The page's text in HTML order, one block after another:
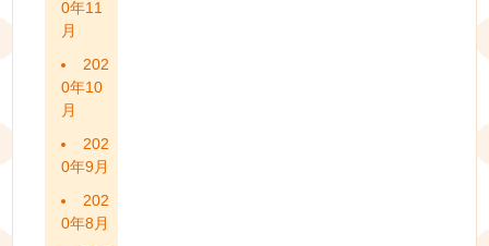
0年11
月
202
0年10
月
202
0年9月
202
0年8月